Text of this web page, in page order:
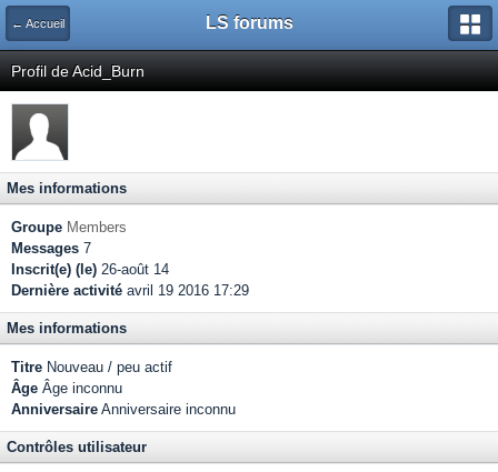
← Accueil LS forums
Profil de Acid_Burn
Mes informations
Groupe Members
Messages 7
Inscrit(e) (le) 26-août 14
Dernière activité avril 19 2016 17:29
Mes informations
Titre Nouveau / peu actif
Âge Âge inconnu
Anniversaire Anniversaire inconnu
Contrôles utilisateur